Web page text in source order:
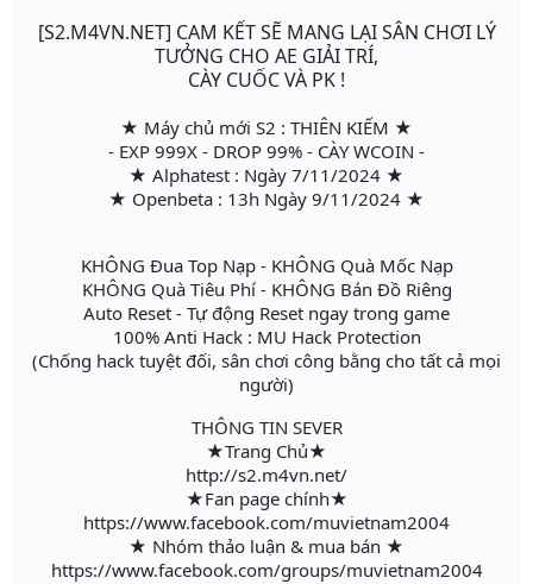
[S2.M4VN.NET] CAM KẾT SẼ MANG LẠI SÂN CHƠI LÝ
TƯỞNG CHO AE GIẢI TRÍ,
CÀY CUỐC VÀ PK !
★ Máy chủ mới S2 : THIÊN KIẾM ★
- EXP 999X - DROP 99% - CÀY WCOIN -
★ Alphatest : Ngày 7/11/2024 ★
★ Openbeta : 13h Ngày 9/11/2024 ★
KHÔNG Đua Top Nạp - KHÔNG Quà Mốc Nạp
KHÔNG Quà Tiêu Phí - KHÔNG Bán Đồ Riêng
Auto Reset - Tự động Reset ngay trong game
100% Anti Hack : MU Hack Protection
(Chống hack tuyệt đối, sân chơi công bằng cho tất cả mọi
người)
THÔNG TIN SEVER
★Trang Chủ★
http://s2.m4vn.net/
★Fan page chính★
https://www.facebook.com/muvietnam2004
★ Nhóm thảo luận & mua bán ★
https://www.facebook.com/groups/muvietnam2004